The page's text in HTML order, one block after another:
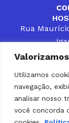
Utilizamos
navegação,
analisar nosso
você concorda
Rua
CONTATOS
PÚBLICOS
PARCEIRO
SOLUÇÃO DE
GESTORES